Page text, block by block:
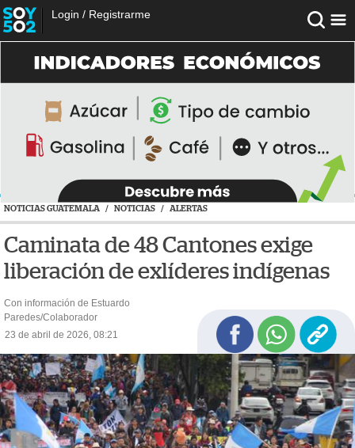
Login / Registrarme
NOTICIAS GUATEMALA / NOTICIAS / ALERTAS
Caminata de 48 Cantones exige
liberación de exlíderes indígenas
Con información de Estuardo
Paredes/Colaborador
23 de abril de 2026, 08:21